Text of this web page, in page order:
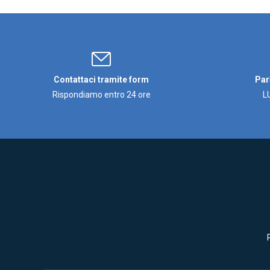
Contattaci tramite form
Rispondiamo entro 24 ore